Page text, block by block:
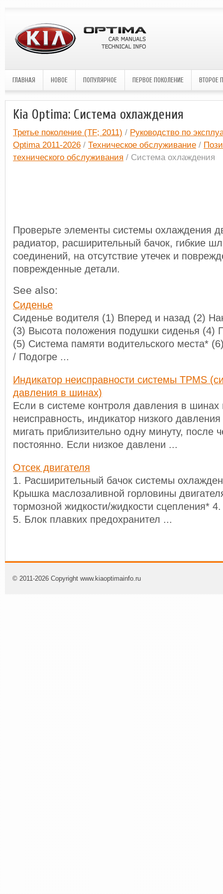
ГЛАВНАЯ НОВОЕ ПОПУЛЯРНОЕ ПЕРВОЕ ПОКОЛЕНИЕ ВТОРОЕ
Kia Optima: Система охлаждения
Третье поколение (TF; 2011) / Руководство по
Optima 2011-2026 / Техническое обслуживание /
технического обслуживания / Система охлаждения
Проверьте элементы системы охлаждения
радиатор, расширительный бачок, гибкие
соединений, на отсутствие утечек и
поврежденные детали.
See also:
Сиденье
Сиденье водителя (1) Вперед и назад (2)
(3) Высота положения подушки сиденья (4)
(5) Система памяти водительского места*
/ Подогре ...
Индикатор неисправности системы TPMS
давления в шинах)
Если в системе контроля давления в шинах
неисправность, индикатор низкого
мигать приблизительно одну минуту, после
постоянно. Если низкое давлени ...
Отсек двигателя
1. Расширительный бачок системы
Крышка маслозаливной горловины
тормозной жидкости/жидкости сцепления*
5. Блок плавких предохранител ...
© 2011-2026 Copyright www.kiaoptimainfo.ru